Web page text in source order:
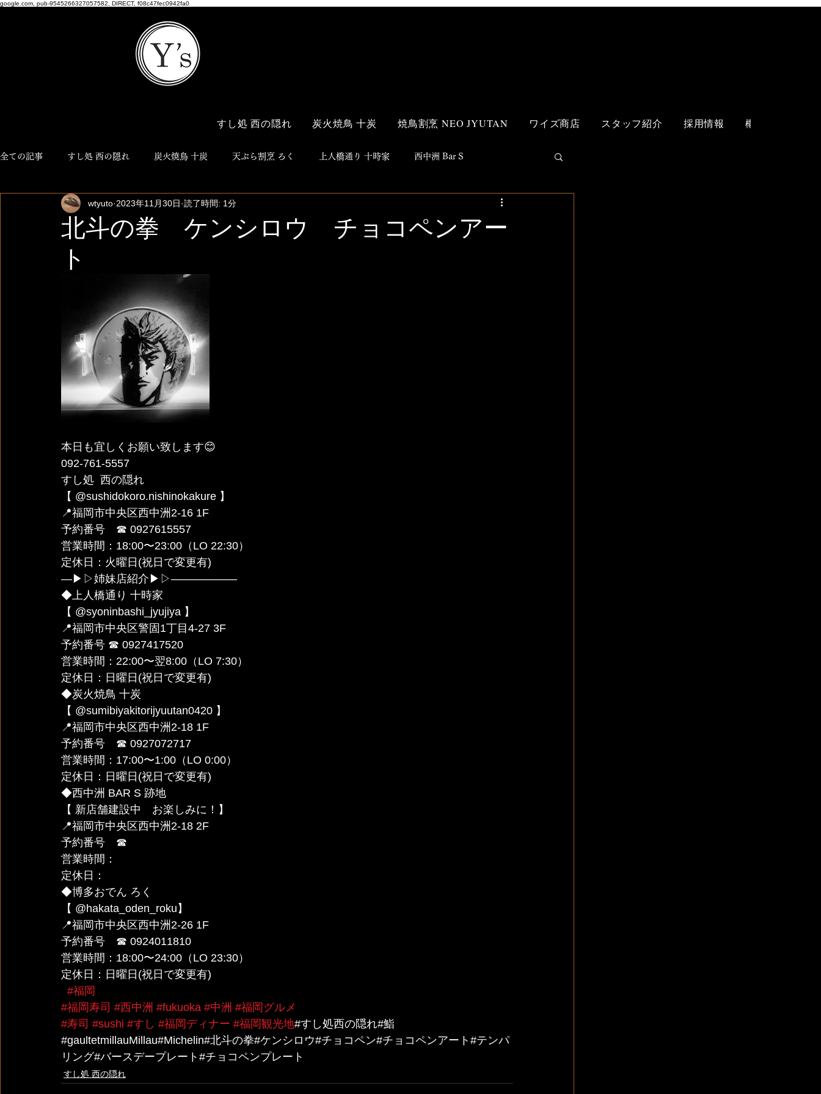
google.com, pub-9545266327057582, DIRECT, f08c47fec0942fa0
すし処 西の隠れ 炭火焼鳥 十炭 焼鳥割烹 NEO JYUTAN ワイズ商店 スタッフ紹介 採用情報 概要
全ての記事 すし処 西の隠れ 炭火焼鳥 十炭 天ぷら割烹 ろく 上人橋通り 十時家 西中洲 Bar S
博多おでん ろく NEO JYUTAN ワイズ商店 居酒屋
北斗の拳 ケンシロウ チョコペンアー
ト
wtyuto 2023年11月30日 読了時間: 1分
本日も宜しくお願い致します😊
092-761-5557
すし処  西の隠れ
【 @sushidokoro.nishinokakure 】
📍福岡市中央区西中洲2-16 1F
予約番号　☎︎ 0927615557
営業時間：18:00〜23:00（LO 22:30）
定休日：火曜日(祝日で変更有)
—▶︎▷姉妹店紹介▶︎▷——————
◆上人橋通り 十時家
【 @syoninbashi_jyujiya 】
📍福岡市中央区警固1丁目4-27 3F
予約番号 ☎︎ 0927417520
営業時間：22:00〜翌8:00（LO 7:30）
定休日：日曜日(祝日で変更有)
◆炭火焼鳥 十炭
【 @sumibiyakitorijyuutan0420 】
📍福岡市中央区西中洲2-18 1F
予約番号　☎︎ 0927072717
営業時間：17:00〜1:00（LO 0:00）
定休日：日曜日(祝日で変更有)
◆西中洲 BAR S 跡地
【 新店舗建設中　お楽しみに！】
📍福岡市中央区西中洲2-18 2F
予約番号　☎︎
営業時間：
定休日：
◆博多おでん ろく
【 @hakata_oden_roku】
📍福岡市中央区西中洲2-26 1F
予約番号　☎︎ 0924011810
営業時間：18:00〜24:00（LO 23:30）
定休日：日曜日(祝日で変更有)
#福岡
#福岡寿司 #西中洲 #fukuoka #中洲 #福岡グルメ
#寿司 #sushi #すし #福岡ディナー #福岡観光地#すし処西の隠れ#鮨
#gaultetmillauMillau#Michelin#北斗の拳#ケンシロウ#チョコペン#チョコペンアート#テンパ
リング#バースデープレート#チョコペンプレート
すし処 西の隠れ